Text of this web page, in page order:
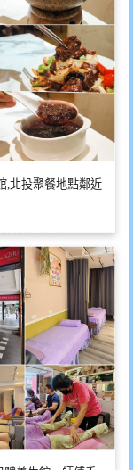
,北投聚餐地點鄰近